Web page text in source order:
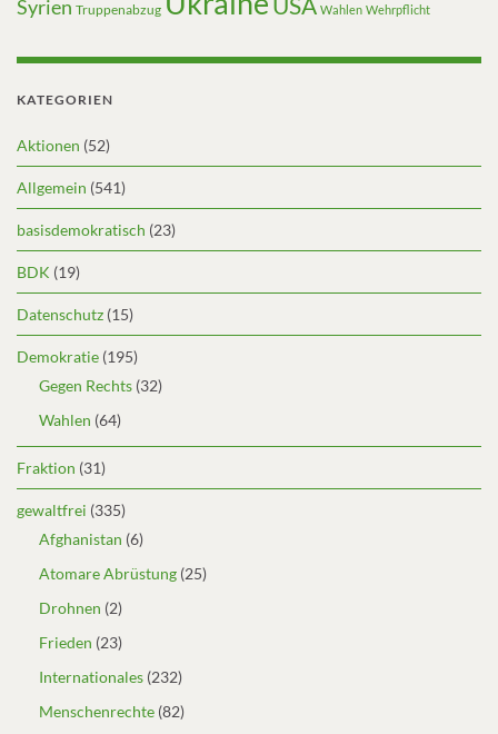
Syrien Truppenabzug Wahlen Wehrpflicht
KATEGORIEN
Aktionen (52)
Allgemein (541)
basisdemokratisch (23)
BDK (19)
Datenschutz (15)
Demokratie (195)
Gegen Rechts (32)
Wahlen (64)
Fraktion (31)
gewaltfrei (335)
Afghanistan (6)
Atomare Abrüstung (25)
Drohnen (2)
Frieden (23)
Internationales (232)
Menschenrechte (82)